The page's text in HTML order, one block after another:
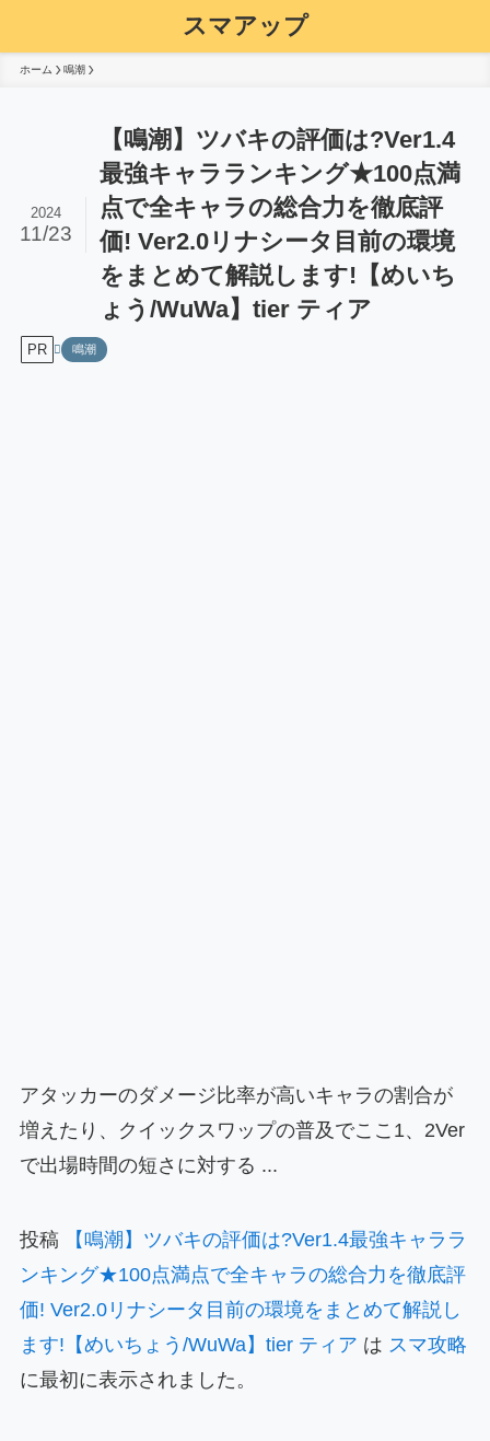
スマアップ
ホーム 鳴潮
【鳴潮】ツバキの評価は?Ver1.4
最強キャラランキング★100点満
点で全キャラの総合力を徹底評
価! Ver2.0リナシータ目前の環境
をまとめて解説します!【めいち
ょう/WuWa】tier ティア
2024
11/23
PR 鳴潮
アタッカーのダメージ比率が高いキャラの割合が
増えたり、クイックスワップの普及でここ1、2Ver
で出場時間の短さに対する ...
投稿
【鳴潮】ツバキの評価は?Ver1.4最強キャララ
ンキング★100点満点で全キャラの総合力を徹底評
価! Ver2.0リナシータ目前の環境をまとめて解説し
ます!【めいちょう/WuWa】tier ティア は スマ攻略
に最初に表示されました。